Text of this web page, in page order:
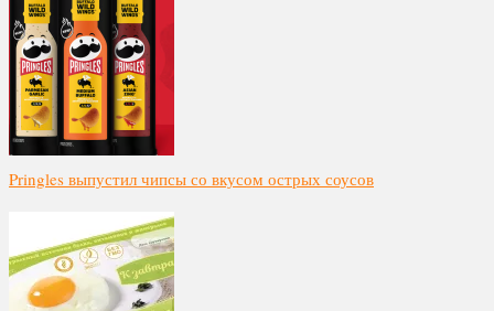
Pringles выпустил чипсы со вкусом острых соусов